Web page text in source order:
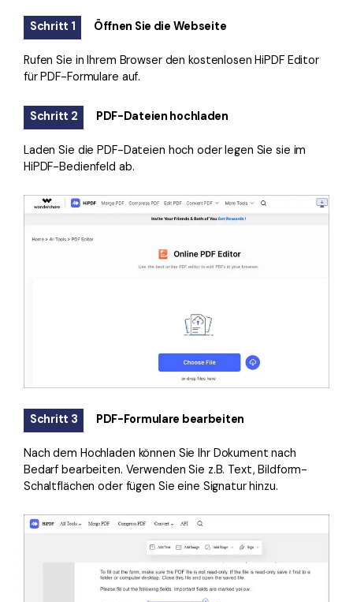
Schritt 1 Öffnen Sie die Webseite
Rufen Sie in Ihrem Browser den kostenlosen HiPDF Editor
für PDF-Formulare auf.
Schritt 2 PDF-Dateien hochladen
Laden Sie die PDF-Dateien hoch oder legen Sie sie im
HiPDF-Bedienfeld ab.
Schritt 3 PDF-Formulare bearbeiten
Nach dem Hochladen können Sie Ihr Dokument nach
Bedarf bearbeiten. Verwenden Sie z.B. Text, Bildform-
Schaltflächen oder fügen Sie eine Signatur hinzu.